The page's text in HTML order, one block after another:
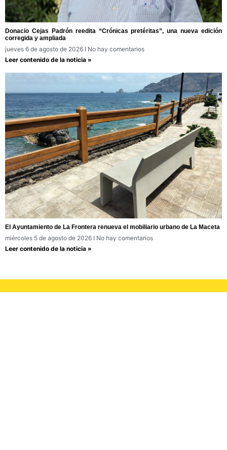
Donacio Cejas Padrón reedita “Crónicas pretéritas”, una nueva edición
corregida y ampliada
jueves 6 de agosto de 2026
No hay comentarios
Leer contenido de la noticia »
El Ayuntamiento de La Frontera renueva el mobiliario urbano de La Maceta
miércoles 5 de agosto de 2026
No hay comentarios
Leer contenido de la noticia »